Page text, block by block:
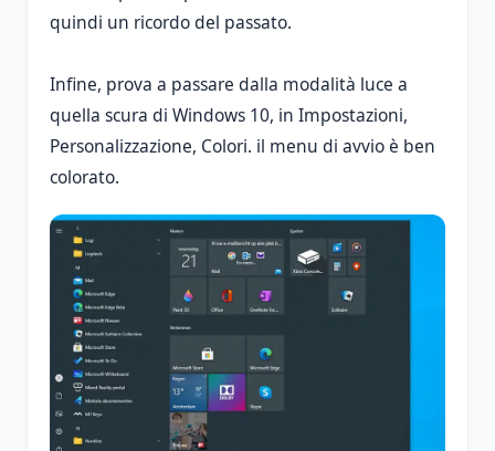
quindi un ricordo del passato.
Infine, prova a passare dalla modalità luce a
quella scura di Windows 10, in Impostazioni,
Personalizzazione, Colori. il menu di avvio è ben
colorato.